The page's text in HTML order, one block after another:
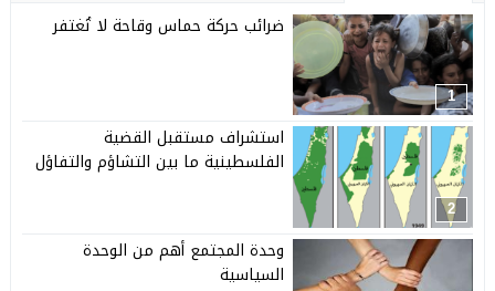
1
ضرائب حركة حماس وقاحة لا تُغتفر
2
استشراف مستقبل القضية
الفلسطينية ما بين التشاؤم والتفاؤل
وحدة المجتمع أهم من الوحدة
السياسية